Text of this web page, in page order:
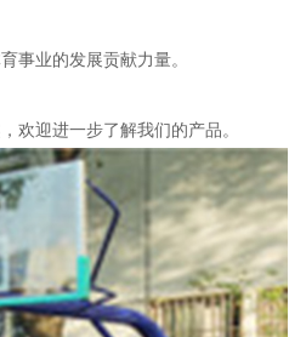
事业的发展贡献力量。
欢迎进一步了解我们的产品。